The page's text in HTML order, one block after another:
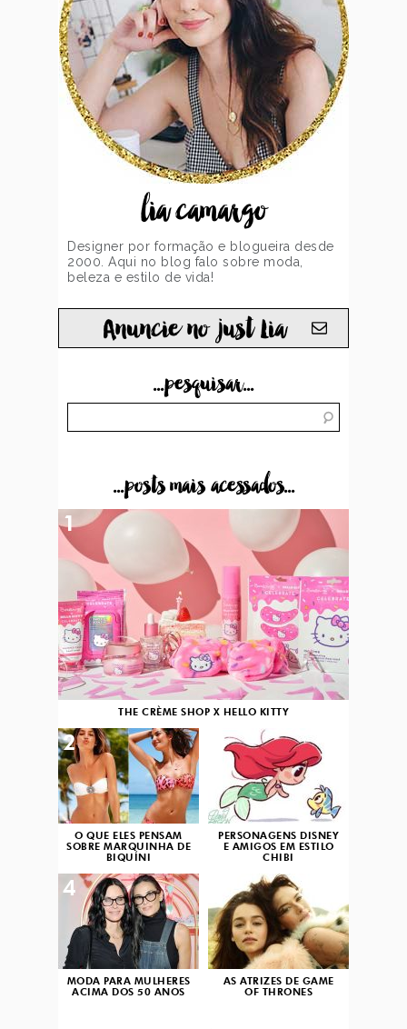
lia camargo
Designer por formação e blogueira desde
2000. Aqui no blog falo sobre moda,
beleza e estilo de vida!
Anuncie no just Lia
...pesquisar...
...posts mais acessados...
THE CRÈME SHOP X HELLO KITTY
1
O QUE ELES PENSAM
SOBRE MARQUINHA DE
BIQUÍNI
2
PERSONAGENS DISNEY
E AMIGOS EM ESTILO
CHIBI
3
MODA PARA MULHERES
ACIMA DOS 50 ANOS
4
AS ATRIZES DE GAME
OF THRONES